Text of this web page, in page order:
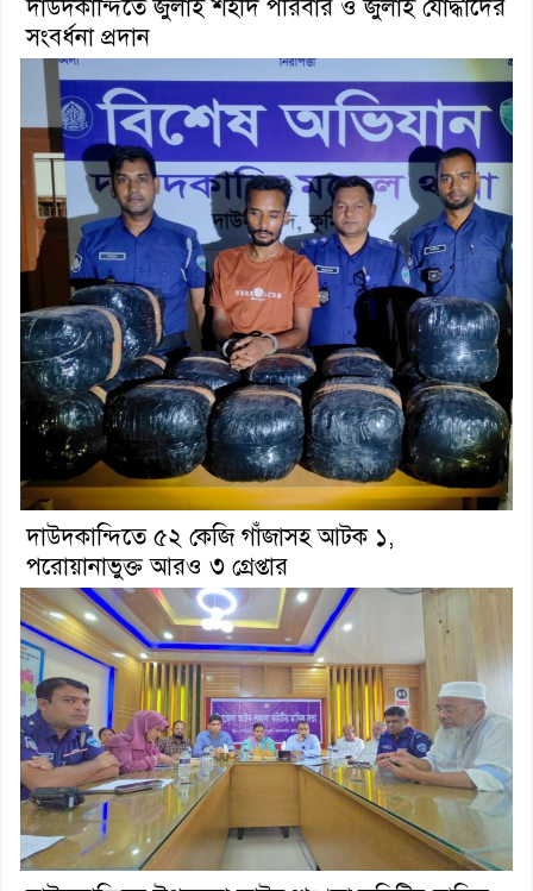
দাউদকান্দিতে জুলাই শহীদ পরিবার ও জুলাই যোদ্ধাদের
সংবর্ধনা প্রদান
দাউদকান্দিতে ৫২ কেজি গাঁজাসহ আটক ১,
পরোয়ানাভুক্ত আরও ৩ গ্রেপ্তার